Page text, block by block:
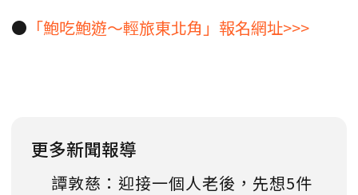
● 「鮑吃鮑遊～輕旅東北角」報名網址>>>
更多新聞報導
譚敦慈：迎接一個人老後，先想5件